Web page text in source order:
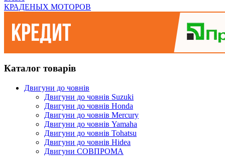
КРАДЕНЫХ МОТОРОВ
Каталог товарів
Двигуни до човнів
Двигуни до човнів Suzuki
Двигуни до човнів Honda
Двигуни до човнів Mercury
Двигуни до човнів Yamaha
Двигуни до човнів Tohatsu
Двигуни до човнів Hidea
Двигуни СОВПРОМА